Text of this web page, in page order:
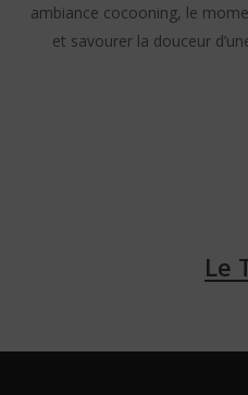
ambiance cocooning, le
et savourer la douceur
Le